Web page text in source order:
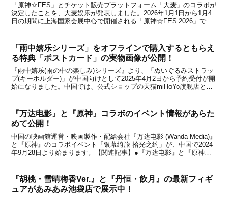
「原神☆FES」とチケット販売プラットフォーム「大麦」のコラボが
決定したことを、大麦娱乐が発表しました。2026年1月1日から1月4
日の期間に上海国家会展中心で開催される「原神☆FES 2026」で
「雨中嬉乐シリーズ」をオフラインで購入するともらえ
る特典「ポストカード」の実物画像が公開！
『雨中嬉乐(雨の中の楽しみ)シリーズ』より、「ぬいぐるみストラッ
プ(キーホルダー)」が中国向けとして2025年4月2日から予約受付が開
始になりました。中国では、公式ショップの天猫miHoYo旗舰店と米
『万达电影』と『原神』コラボのイベント情報があらた
めて公開！
中国の映画館運営・映画製作・配給会社『万达电影 (Wanda Media)』
と『原神』のコラボイベント「银幕绮旅 拾光之约」が、中国で2024
年9月28日より始まります。【関連記事】●『万达电影』と『原神』
『胡桃・雪晴梅香Ver.』と『丹恒・飲月』の最新フィギ
ュアがあみあみ池袋店で展示中！